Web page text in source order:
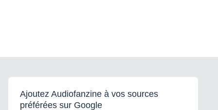
Ajoutez Audiofanzine à vos sources
préférées sur Google